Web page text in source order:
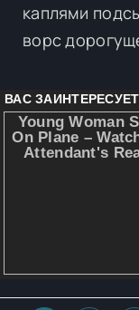
каплями
ворс